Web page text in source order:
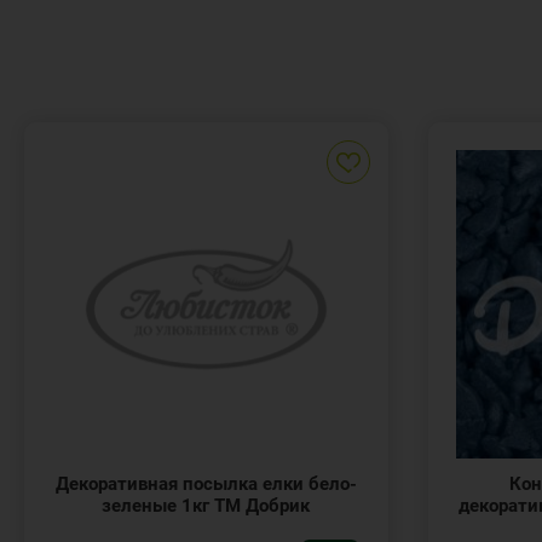
Декоративная посылка елки бело-
зеленые 1кг ТМ Добрик